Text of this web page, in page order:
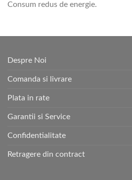
Consum redus de energie.
Despre Noi
Comanda si livrare
Plata in rate
Garantii si Service
Confidentialitate
Retragere din contract